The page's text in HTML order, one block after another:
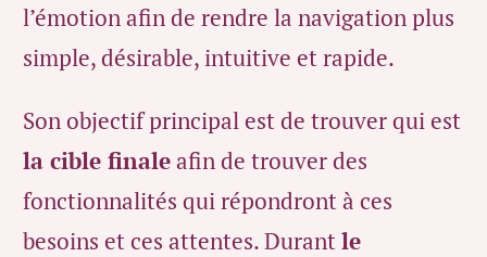
l’émotion afin de rendre la navigation plus
simple, désirable, intuitive et rapide.
Son objectif principal est de trouver qui est
la cible finaleafin de trouver des
fonctionnalités qui répondront à ces
besoins et ces attentes. Durantle